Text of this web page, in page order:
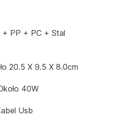
+ PP + PC + Stal
20.5 X 9.5 X 8.0cm
40W
Usb